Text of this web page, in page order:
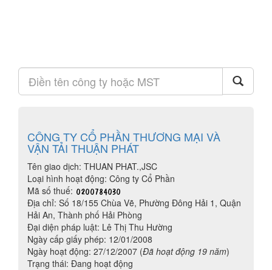
CÔNG TY CỔ PHẦN THƯƠNG MẠI VÀ
VẬN TẢI THUẬN PHÁT
Tên giao dịch: THUAN PHAT.,JSC
Loại hình hoạt động: Công ty Cổ Phần
Mã số thuế:
Địa chỉ: Số 18/155 Chùa Vẽ, Phường Đông Hải 1, Quận
Hải An, Thành phố Hải Phòng
Đại diện pháp luật: Lê Thị Thu Hường
Ngày cấp giấy phép: 12/01/2008
Ngày hoạt động: 27/12/2007 (Đã hoạt động 19 năm)
Trạng thái: Đang hoạt động